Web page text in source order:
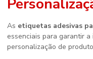
As etiquetas adesivas
essenciais para garantir
personalização de